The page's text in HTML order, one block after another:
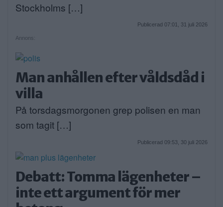
Stockholms […]
Publicerad 07:01, 31 juli 2026
Annons:
Man anhållen efter våldsdåd i
villa
På torsdagsmorgonen grep polisen en man
som tagit […]
Publicerad 09:53, 30 juli 2026
Debatt: Tomma lägenheter –
inte ett argument för mer